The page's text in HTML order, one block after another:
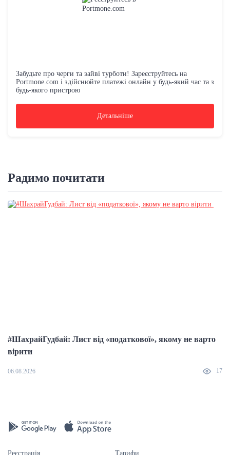
Забудьте про черги та зайві турботи! Зареєструйтесь на
Portmone.com і здійснюйте платежі онлайн у будь-який час та з
будь-якого пристрою
Детальніше
Радимо почитати
#ШахрайГудбай: Лист від «податкової», якому не варто
вірити
06.08.2026 17
Реєстрація Тарифи